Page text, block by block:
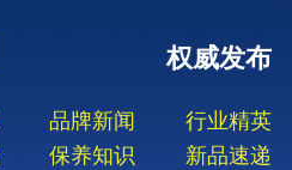
权威发布
品牌新闻
行业精英
保养知识
新品速递